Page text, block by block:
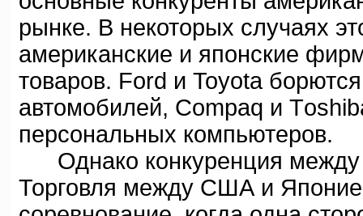
рынке. В некоторых случаях
американские и японские
товаров. Ford и Toyota
автомобилей, Compaq и
персональных компьютеров.
Однако конкуренция между
Торговля между США и